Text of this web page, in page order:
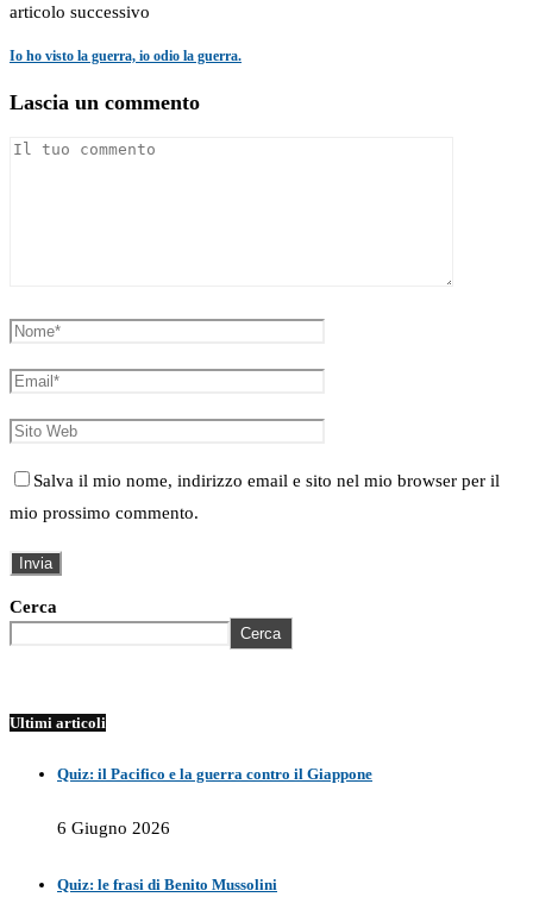
articolo successivo
Io ho visto la guerra, io odio la guerra.
Lascia un commento
Salva il mio nome, indirizzo email e sito nel mio browser per il
mio prossimo commento.
Cerca
Cerca
Ultimi articoli
Quiz: il Pacifico e la guerra contro il Giappone
6 Giugno 2026
Quiz: le frasi di Benito Mussolini